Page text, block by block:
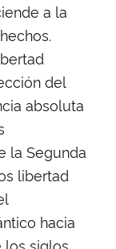
a la
del
absoluta
la Segunda
libertad
hacia
los siglos